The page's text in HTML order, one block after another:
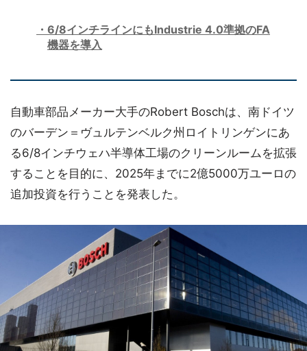
6/8インチラインにもIndustrie 4.0準拠のFA
機器を導入
自動車部品メーカー大手のRobert Boschは、南ドイツ
のバーデン＝ヴュルテンベルク州ロイトリンゲンにあ
る6/8インチウェハ半導体工場のクリーンルームを拡張
することを目的に、2025年までに2億5000万ユーロの
追加投資を行うことを発表した。